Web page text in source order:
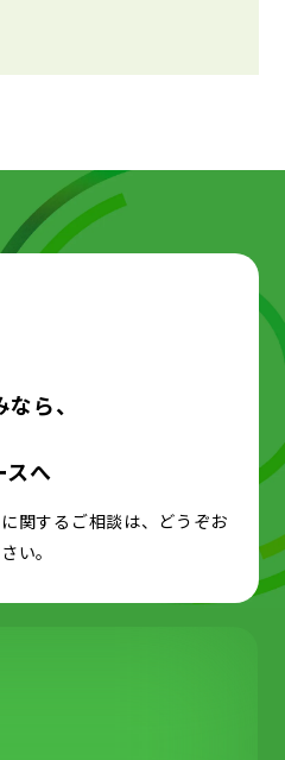
ら、
スへ
関するご相談は、どうぞお
い。